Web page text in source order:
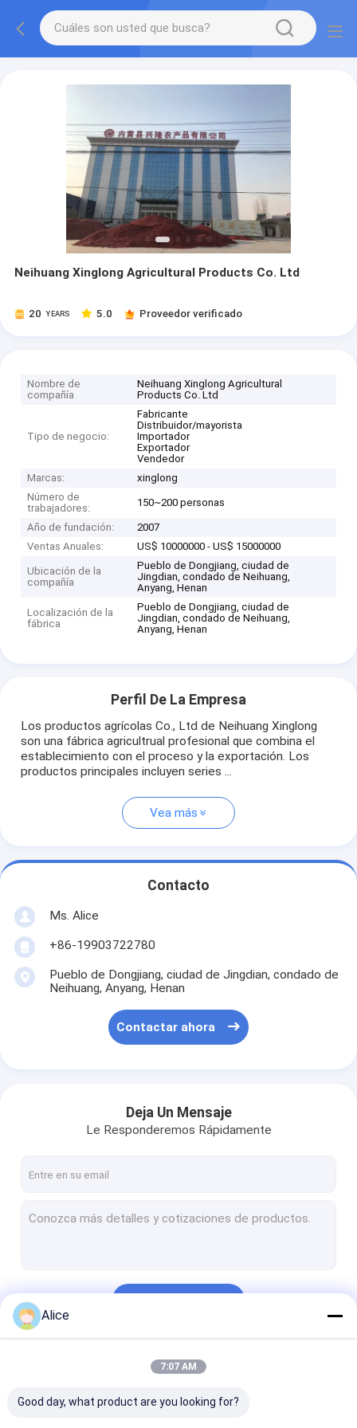
Neihuang Xinglong Agricultural Products Co. Ltd
20 YEARS 5.0 Proveedor verificado
Nombre de
compañía
Neihuang Xinglong Agricultural
Products Co. Ltd
Tipo de negocio:
Fabricante
Distribuidor/mayorista
Importador
Exportador
Vendedor
Marcas:
xinglong
Número de
trabajadores:
150~200 personas
Año de fundación:
2007
Ventas Anuales:
US$ 10000000 - US$ 15000000
Ubicación de la
compañía
Pueblo de Dongjiang, ciudad de
Jingdian, condado de Neihuang,
Anyang, Henan
Localización de la
fábrica
Pueblo de Dongjiang, ciudad de
Jingdian, condado de Neihuang,
Anyang, Henan
Perfil De La Empresa
Los productos agrícolas Co., Ltd de Neihuang Xinglong
son una fábrica agricultrual profesional que combina el
establecimiento con el proceso y la exportación. Los
productos principales incluyen series ...
Vea más
Contacto
Ms. Alice
+86-19903722780
Pueblo de Dongjiang, ciudad de Jingdian, condado de
Neihuang, Anyang, Henan
Contactar ahora
Deja Un Mensaje
Le Responderemos Rápidamente
Nuestras Categorías
Alice
7:07 AM
Good day, what product are you looking for?